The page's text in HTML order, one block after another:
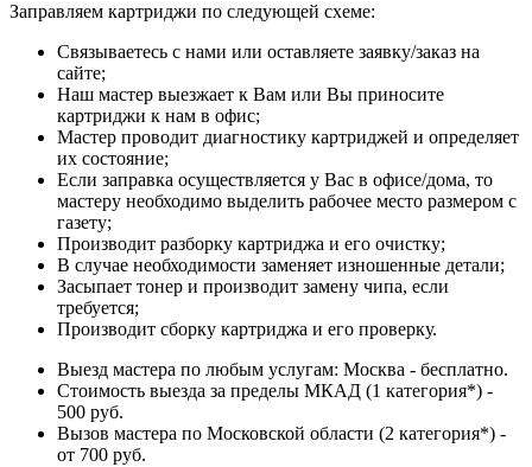
Заправляем картриджи по следующей схеме:
Связываетесь с нами или оставляете заявку/заказ на
сайте;
Наш мастер выезжает к Вам или Вы приносите
картриджи к нам в офис;
Мастер проводит диагностику картриджей и определяет
их состояние;
Если заправка осуществляется у Вас в офисе/дома, то
мастеру необходимо выделить рабочее место размером с
газету;
Производит разборку картриджа и его очистку;
В случае необходимости заменяет изношенные детали;
Засыпает тонер и производит замену чипа, если
требуется;
Производит сборку картриджа и его проверку.
Выезд мастера по любым услугам: Москва - бесплатно.
Стоимость выезда за пределы МКАД (1 категория*) -
500 руб.
Вызов мастера по Московской области (2 категория*) -
от 700 руб.